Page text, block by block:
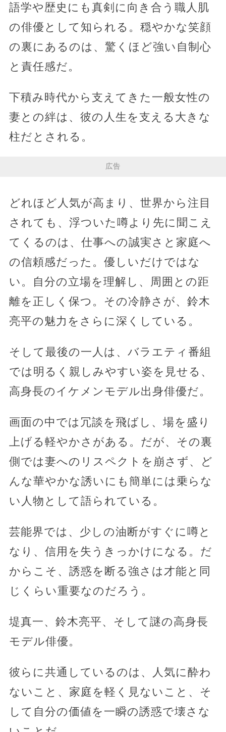
語学や歴史にも真剣に向き合う職人肌
の俳優として知られる。穏やかな笑顔
の裏にあるのは、驚くほど強い自制心
と責任感だ。
下積み時代から支えてきた一般女性の
妻との絆は、彼の人生を支える大きな
柱だとされる。
広告
どれほど人気が高まり、世界から注目
されても、浮ついた噂より先に聞こえ
てくるのは、仕事への誠実さと家庭へ
の信頼感だった。優しいだけではな
い。自分の立場を理解し、周囲との距
離を正しく保つ。その冷静さが、鈴木
亮平の魅力をさらに深くしている。
そして最後の一人は、バラエティ番組
では明るく親しみやすい姿を見せる、
高身長のイケメンモデル出身俳優だ。
画面の中では冗談を飛ばし、場を盛り
上げる軽やかさがある。だが、その裏
側では妻へのリスペクトを崩さず、ど
んな華やかな誘いにも簡単には乗らな
い人物として語られている。
芸能界では、少しの油断がすぐに噂と
なり、信用を失うきっかけになる。だ
からこそ、誘惑を断る強さは才能と同
じくらい重要なのだろう。
堤真一、鈴木亮平、そして謎の高身長
モデル俳優。
彼らに共通しているのは、人気に酔わ
ないこと、家庭を軽く見ないこと、そ
して自分の価値を一瞬の誘惑で壊さな